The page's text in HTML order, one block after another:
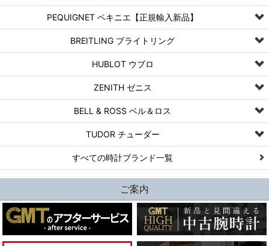
PEQUIGNET ペキニエ【正規輸入新品】
BREITLING ブライトリング
HUBLOT ウブロ
ZENITH ゼニス
BELL & ROSS ベル＆ロス
TUDOR チューダー
すべての時計ブランド一覧
ご案内